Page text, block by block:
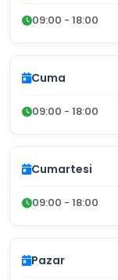
09:00 - 18:00
Cuma
09:00 - 18:00
Cumartesi
09:00 - 18:00
Pazar